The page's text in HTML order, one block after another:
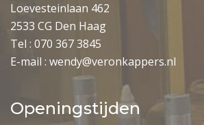
Loevesteinlaan 462
2533 CG Den Haag
Tel : 070 367 3845
E-mail : wendy@veronkappers.nl
Openingstijden